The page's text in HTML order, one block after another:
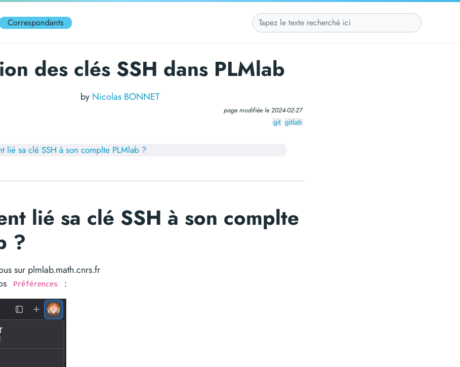
Correspondants
des clés SSH dans PLMlab
by Nicolas BONNET
page modifiée le2024-02-27
git gitlab
lié sa clé SSH à son complte PLMlab ?
lié sa clé SSH à son complte
?
sur plmlab.math.cnrs.fr
Préférences :